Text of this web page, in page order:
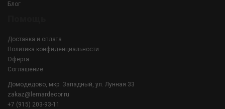
Блог
Доставка и оплата
Политика конфиденциальности
Оферта
Соглашение
Домодедово, мкр. Западный, ул. Лунная 33
zakaz@lemardecor.ru
+7 (915) 203-93-11